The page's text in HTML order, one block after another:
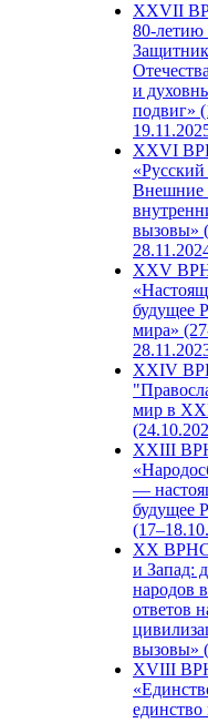
ХХVII
80-
и
подвиг»
XXVI
Внешние
вызовы»
XXV
будущее
мира»
XXIV
мир в
XXIII
—
будущее
XX ВРНС
и Запад:
народов
ответов
вызовы»
XVIII
единство